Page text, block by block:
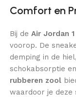
Comfort en
Bij de Air Jordan
voorop. De
demping in de
schokabsorptie
rubberen zool
waardoor je deze